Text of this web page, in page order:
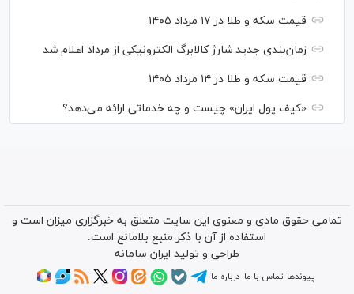
قیمت سکه و طلا در ۱۷ مرداد ۱۴۰۵
زمان‌بندی جدید شارژ کالابرگ الکترونیکی از مرداد اعلام شد
قیمت سکه و طلا در ۱۴ مرداد ۱۴۰۵
«کیف پول ایران» چیست و چه خدماتی ارائه می‌دهد؟
تمامی حقوق مادی و معنوی این سایت متعلق به خبرگزاری میزان است و
استفاده از آن با ذکر منبع بلامانع است.
طراحی و تولید ایران سامانه
پیوندها تماس با ما درباره ما